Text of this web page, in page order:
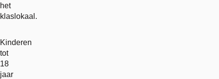
het
klaslokaal.
Kinderen
tot
18
jaar